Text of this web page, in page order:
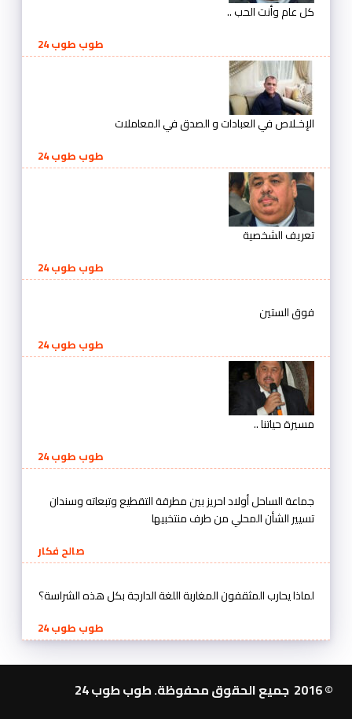
كل عام وأنت الحب ..
طوب طوب 24
الإخـلاص في العبادات و الصدق في المعاملات
طوب طوب 24
تعريف الشخصية
طوب طوب 24
فوق الستين
طوب طوب 24
مسيرة حياتنا ..
طوب طوب 24
جماعة الساحل أولاد احريز بين مطرقة التقطيع وتبعاته وسندان
تسيير الشأن المحلي من طرف منتخبيها
صالح فكار
لماذا يحارب المثقفون المغاربة اللغة الدارجة بكل هذه الشراسة؟
طوب طوب 24
© 2016 جميع الحقوق محفوظة. طوب طوب 24